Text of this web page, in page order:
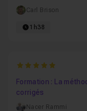
Carl Brison
1h38
5
Formation : La
corrigés
Nacer Rammi